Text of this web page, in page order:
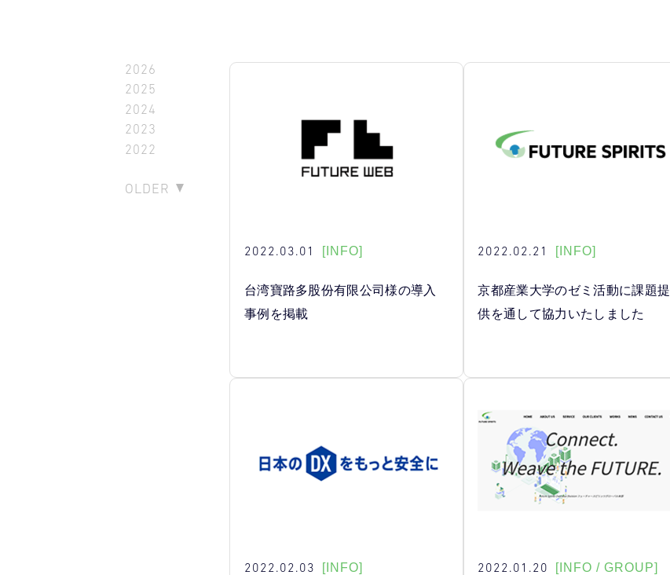
2026
2025
2024
2023
2022
OLDER
2022.03.01 [INFO]
台湾寶路多股份有限公司様の導入
事例を掲載
2022.02.21 [INFO]
京都産業大学のゼミ活動に課題提
供を通して協力いたしました
2022.02.03 [INFO] 2022.01.20 [INFO / GROUP]